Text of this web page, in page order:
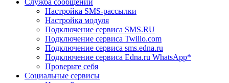
Служба сообщений
Настройка SMS-рассылки
Настройка модуля
Подключение сервиса SMS.RU
Подключение сервиса Twilio.com
Подключение сервиса sms.edna.ru
Подключение сервиса Edna.ru WhatsApp*
Проверьте себя
Социальные сервисы